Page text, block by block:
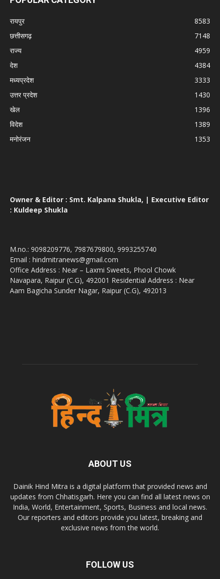
रायपुर
8583
छत्तीसगढ़
7148
राज्य
4959
देश
4384
मध्यप्रदेश
3333
उत्तर प्रदेश
1430
खेल
1396
विदेश
1389
मनोरंजन
1353
Owner & Editor : Smt. Kalpana Shukla, | Executive Editor
: Kuldeep Shukla
M.no.: 9098209776, 7987679800, 9993255740
Email : hindmitranews@gmail.com
Office Address : Near – Laxmi Sweets, Phool Chowk
Navapara, Raipur (C.G), 492001 Residential Address : Near
Aam Bagicha Sunder Nagar, Raipur (C.G), 492013
ABOUT US
Dainik Hind Mitra is a digital platform that provided news and
updates from Chhatisgarh. Here you can find all latest news on
India, World, Entertainment, Sports, Business and local news.
Our reporters and editors provide you latest, breaking and
exclusive news from the world.
FOLLOW US